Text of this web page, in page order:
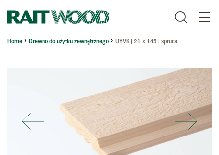
Home Drewno do użytku zewnętrznego UYVK | 21 x 145 | spruce